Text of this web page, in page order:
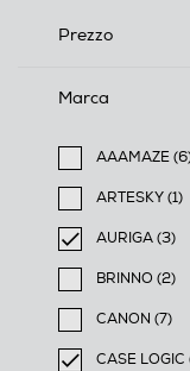
Prezzo
Marca
AAAMAZE
Filtra per
ARTESKY (1)
Filtra per
AURIGA (3)
selected Filtro
BRINNO (2)
Filtra per
CANON (7)
Filtra per
CASE LOGIC